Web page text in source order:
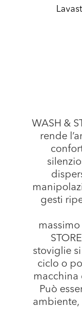
WASH &
rende
gesti
stoviglie
ciclo o
macchina
Può
ambiente,